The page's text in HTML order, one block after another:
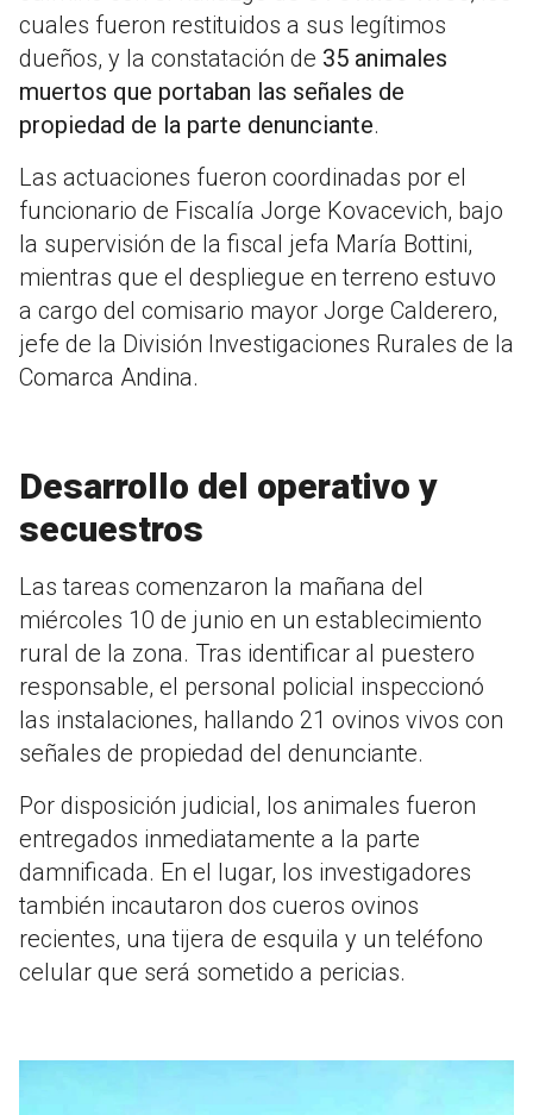
cuales fueron restituidos a sus legítimos
dueños, y la constatación de 35 animales
muertos que portaban las señales de
propiedad de la parte denunciante.
Las actuaciones fueron coordinadas por el
funcionario de Fiscalía Jorge Kovacevich, bajo
la supervisión de la fiscal jefa María Bottini,
mientras que el despliegue en terreno estuvo
a cargo del comisario mayor Jorge Calderero,
jefe de la División Investigaciones Rurales de la
Comarca Andina.
Desarrollo del operativo y
secuestros
Las tareas comenzaron la mañana del
miércoles 10 de junio en un establecimiento
rural de la zona. Tras identificar al puestero
responsable, el personal policial inspeccionó
las instalaciones, hallando 21 ovinos vivos con
señales de propiedad del denunciante.
Por disposición judicial, los animales fueron
entregados inmediatamente a la parte
damnificada. En el lugar, los investigadores
también incautaron dos cueros ovinos
recientes, una tijera de esquila y un teléfono
celular que será sometido a pericias.